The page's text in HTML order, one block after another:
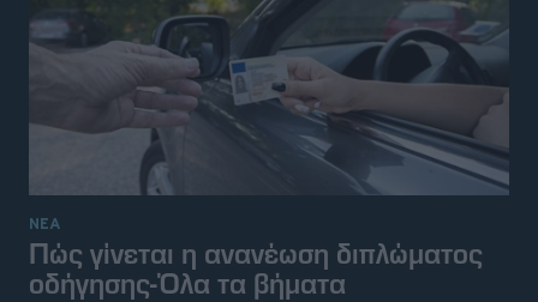
ΝΕΑ
Πώς γίνεται η ανανέωση διπλώματος
οδήγησης-Όλα τα βήματα